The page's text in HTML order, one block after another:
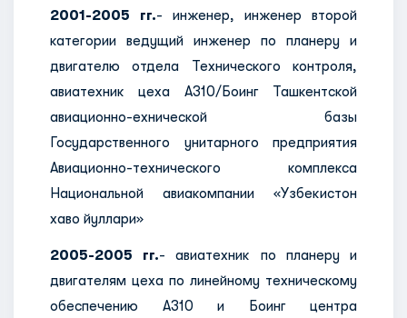
2001-2005 гг.- инженер, инженер второй
категории ведущий инженер по планеру и
двигателю отдела Технического контроля,
авиатехник цеха А310/Боинг Ташкентской
авиационно-ехнической базы
Государственного унитарного предприятия
Авиационно-технического комплекса
Национальной авиакомпании «Узбекистон
хаво йуллари»
2005-2005 гг.- авиатехник по планеру и
двигателям цеха по линейному техническому
обеспечению А310 и Боинг центра